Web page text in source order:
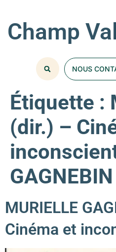
Champ
NOUS
Étiquette :
(dir.) –
GAGNEBIN
MURIELLE
Cinéma et